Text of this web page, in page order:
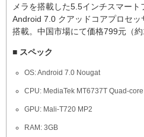
メラを搭載した5.5インチスマート
Android 7.0 クアッドコアプロセ
搭載。中国市場にて価格799元（約
■ スペック
OS: Android 7.0 Nougat
CPU: MediaTek MT6737T Quad-
GPU: Mali-T720 MP2
RAM: 3GB